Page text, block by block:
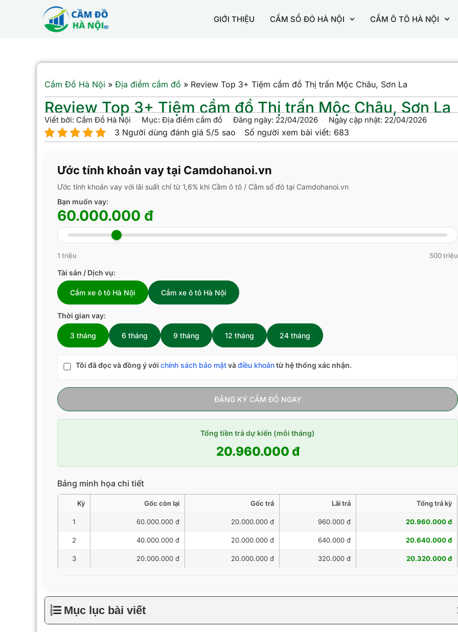
GIỚI THIỆU CẦM SỔ ĐỎ HÀ NỘI CẦM Ô TÔ HÀ NỘI
Cầm Đồ Hà Nội » Địa điểm cầm đồ » Review Top 3+ Tiệm cầm đồ Thị trấn Mộc Châu, Sơn La
Review Top 3+ Tiệm cầm đồ Thị trấn Mộc Châu, Sơn La
Viết bởi: Cầm Đồ Hà Nội Mục: Địa điểm cầm đồ Đăng ngày: 22/04/2026 Ngày cập nhật: 22/04/2026
3 Người dùng đánh giá 5/5 sao Số người xem bài viết: 683
Ước tính khoản vay tại Camdohanoi.vn
Ước tính khoản vay với lãi suất chỉ từ 1,6% khi Cầm ô tô / Cầm sổ đỏ tại Camdohanoi.vn
Bạn muốn vay:
60.000.000 đ
1 triệu 500 triệu
Tài sản / Dịch vụ:
Cầm xe ô tô Hà Nội Cầm xe ô tô Hà Nội
Thời gian vay:
3 tháng 6 tháng 9 tháng 12 tháng 24 tháng
Tôi đã đọc và đồng ý với chính sách bảo mậtvàđiều khoảntừ hệ thống xác nhận.
ĐĂNG KÝ CẦM ĐỒ NGAY
Tổng tiền trả dự kiến (mỗi tháng)
20.960.000 đ
Bảng minh họa chi tiết
Kỳ Gốc còn lại Gốc trả Lãi trả Tổng trả kỳ
1 60.000.000 đ 20.000.000 đ 960.000 đ 20.960.000 đ
2 40.000.000 đ 20.000.000 đ 640.000 đ 20.640.000 đ
3 20.000.000 đ 20.000.000 đ 320.000 đ 20.320.000 đ
Mục lục bài viết